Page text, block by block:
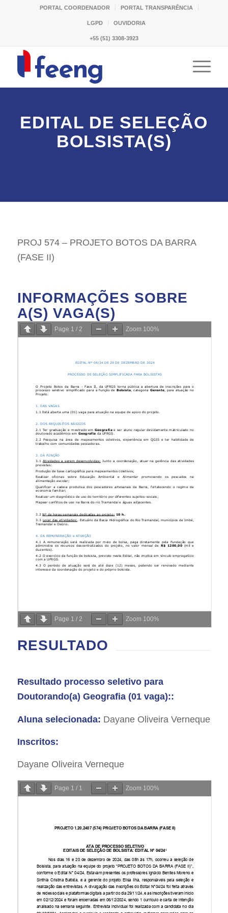
PORTAL COORDENADOR PORTAL TRANSPARÊNCIA
LGPD OUVIDORIA
+55 (51) 3308-3923
EDITAL DE SELEÇÃO
BOLSISTA(S)
PROJ 574 – PROJETO BOTOS DA BARRA
(FASE II)
INFORMAÇÕES SOBRE
A(S) VAGA(S)
Page 1 / 2 Zoom 100%
Page 1 / 2 Zoom 100%
RESULTADO
Resultado processo seletivo para
Doutorando(a) Geografia (01 vaga)::
Aluna selecionada: Dayane Oliveira Verneque
Inscritos:
Dayane Oliveira Verneque
Page 1 / 1 Zoom 100%